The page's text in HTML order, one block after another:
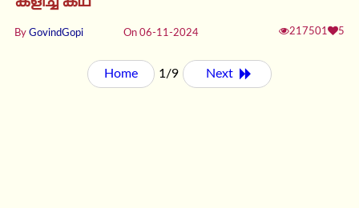
By GovindGopi On 06-11-2024 217501 5
Home 1/9 Next